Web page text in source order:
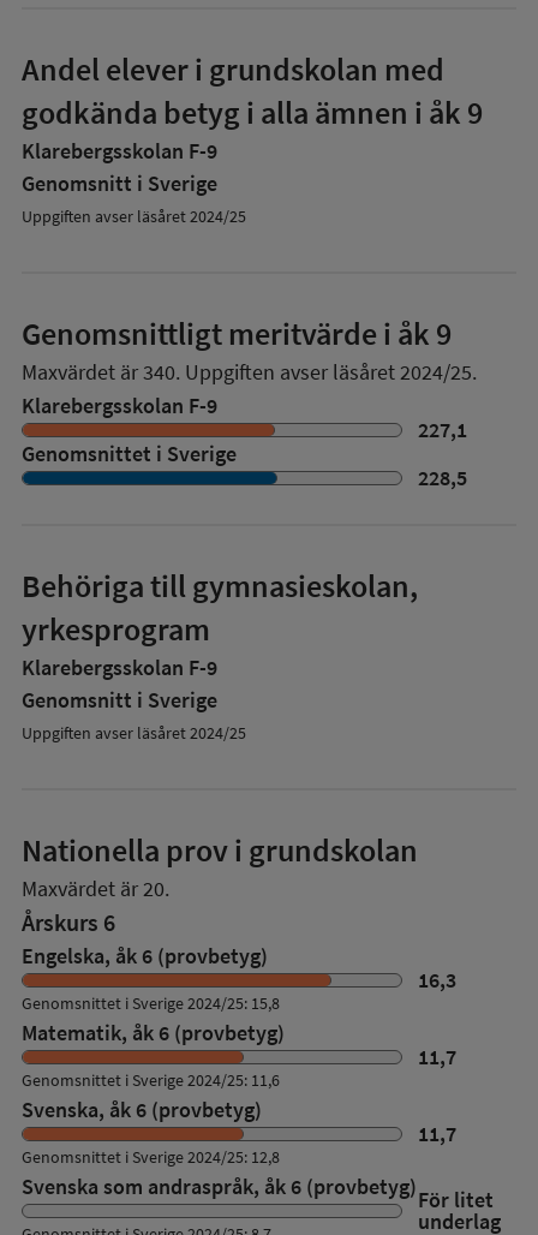
Andel elever i grundskolan med
godkända betyg i alla ämnen i åk 9
Klarebergsskolan F-9
Genomsnitt i Sverige
Uppgiften avser läsåret 2024/25
Genomsnittligt meritvärde i åk 9
Maxvärdet är 340. Uppgiften avser läsåret 2024/25.
Klarebergsskolan F-9
227,1
Genomsnittet i Sverige
228,5
Behöriga till gymnasieskolan,
yrkesprogram
Klarebergsskolan F-9
Genomsnitt i Sverige
Uppgiften avser läsåret 2024/25
Nationella prov i grundskolan
Maxvärdet är 20.
Årskurs 6
Engelska, åk 6 (provbetyg)
16,3
Genomsnittet i Sverige 2024/25: 15,8
Matematik, åk 6 (provbetyg)
11,7
Genomsnittet i Sverige 2024/25: 11,6
Svenska, åk 6 (provbetyg)
11,7
Genomsnittet i Sverige 2024/25: 12,8
Svenska som andraspråk, åk 6 (provbetyg)För litet
underlag